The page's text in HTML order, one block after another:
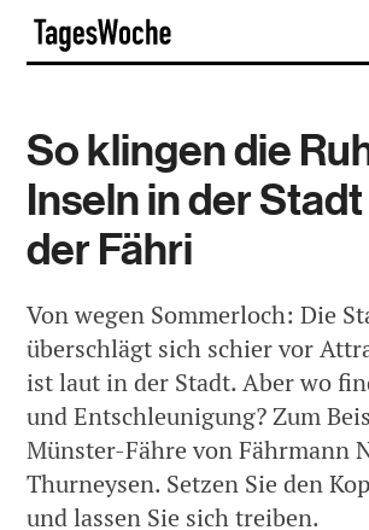
Skip
content
So klingen die
Inseln in der Stadt
der Fähri
Von wegen Sommerloch: Die
überschlägt sich schier vor
ist laut in der Stadt. Aber wo
und Entschleunigung? Zum
Münster-Fähre von Fährmann
Thurneysen. Setzen Sie den
und lassen Sie sich treiben.